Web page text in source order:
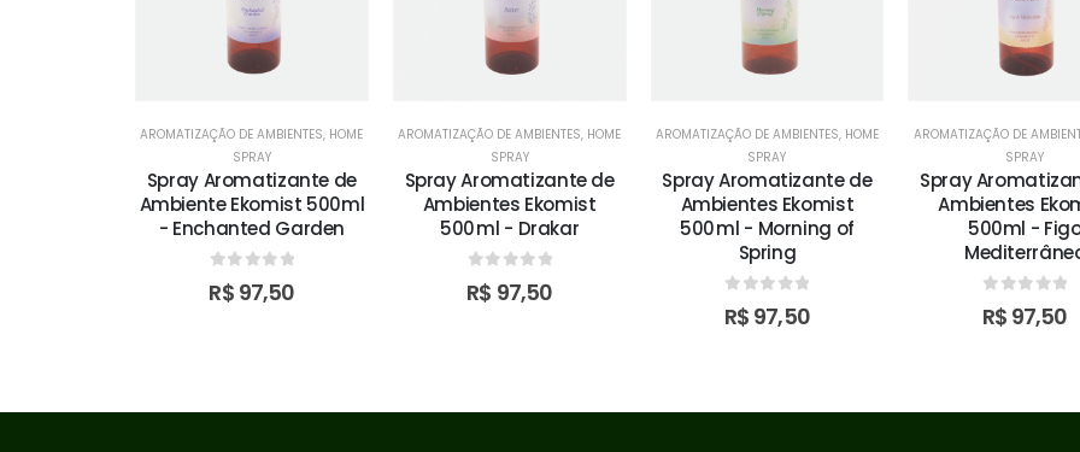
AROMATIZAÇÃO DE AMBIENTES, HOME
SPRAY
Spray Aromatizante de
Ambiente Ekomist 500ml
- Enchanted Garden
out of 5
R$ 97,50
AROMATIZAÇÃO DE AMBIENTES, HOME
SPRAY
Spray Aromatizante de
Ambientes Ekomist
500 ml - Drakar
out of 5
R$ 97,50
AROMATIZAÇÃO DE AMBIENTES, HOME
SPRAY
Spray Aromatizante de
Ambientes Ekomist
500 ml - Morning of
Spring
out of 5
R$ 97,50
AROMATIZAÇÃO DE
SPRAY
Spray
Ambientes
500ml -
out of 5
R$ 97,50